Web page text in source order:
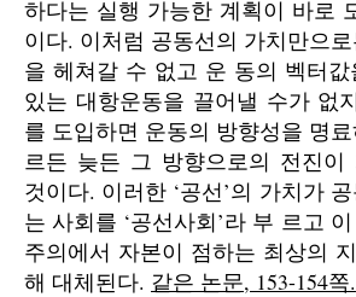
하다는 실행 가능한 계획이 바로
이다. 이처럼 공동선의 가치만으
을 헤쳐갈 수 없고 운 동의 벡터
있는 대항운동을 끌어낼 수가 없
를 도입하면 운동의 방향성을 명
르든 늦든 그 방향으로의 전진이
것이다. 이러한 ‘공선’의 가치가
는 사회를 ‘공선사회’라 부 르고
주의에서 자본이 점하는 최상의
해 대체된다. 같은 논문, 153-154쪽.